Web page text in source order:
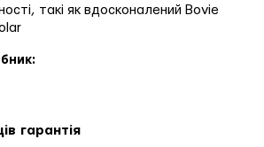
такі як вдосконалений Bovie
гарантія